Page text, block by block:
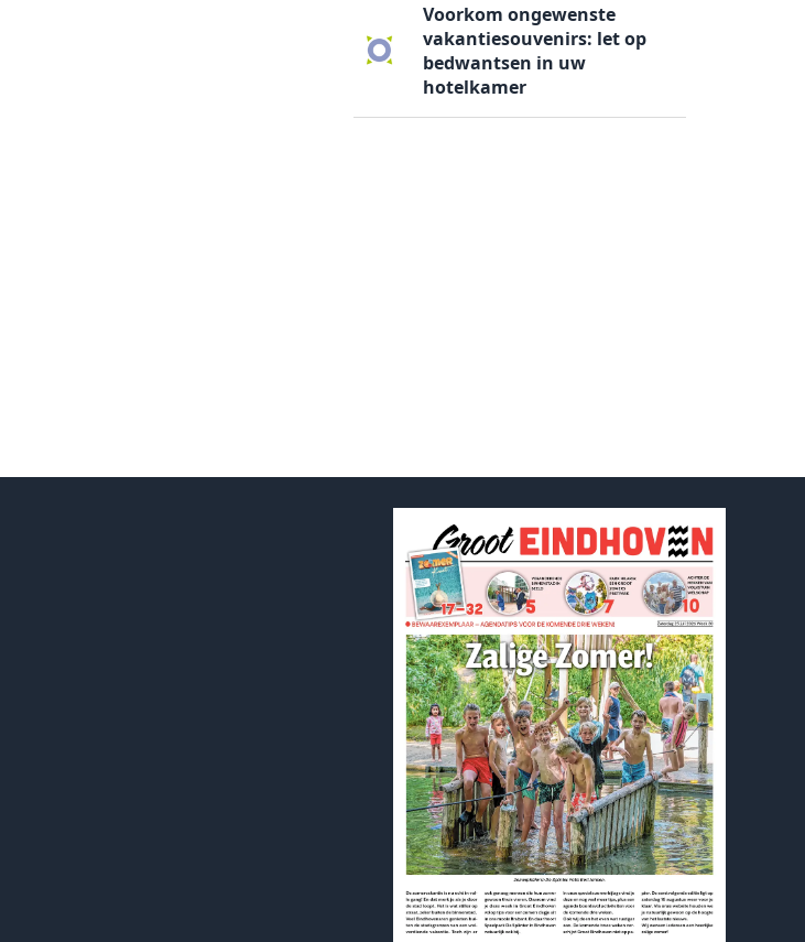
Voorkom ongewenste
vakantiesouvenirs: let op
bedwantsen in uw
hotelkamer